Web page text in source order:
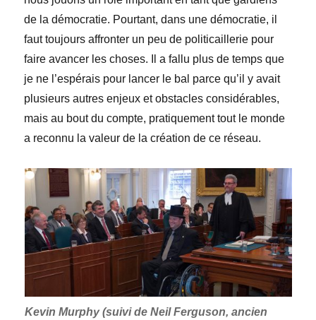
de la démocratie. Pourtant, dans une démocratie, il
faut toujours affronter un peu de politicaillerie pour
faire avancer les choses. Il a fallu plus de temps que
je ne l’espérais pour lancer le bal parce qu’il y avait
plusieurs autres enjeux et obstacles considérables,
mais au bout du compte, pratiquement tout le monde
a reconnu la valeur de la création de ce réseau.
Kevin Murphy (suivi de Neil Ferguson, ancien